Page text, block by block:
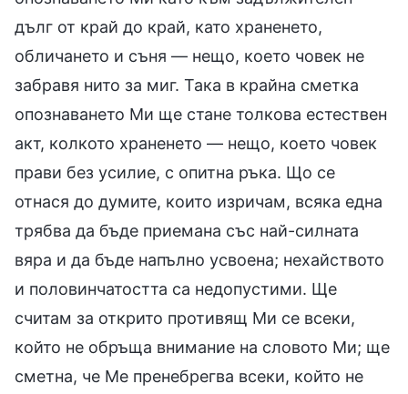
дълг от край до край, като храненето,
обличането и съня — нещо, което човек не
забравя нито за миг. Така в крайна сметка
опознаването Ми ще стане толкова естествен
акт, колкото храненето — нещо, което човек
прави без усилие, с опитна ръка. Що се
отнася до думите, които изричам, всяка една
трябва да бъде приемана със най-силната
вяра и да бъде напълно усвоена; нехайството
и половинчатостта са недопустими. Ще
считам за открито противящ Ми се всеки,
който не обръща внимание на словото Ми; ще
сметна, че Ме пренебрегва всеки, който не